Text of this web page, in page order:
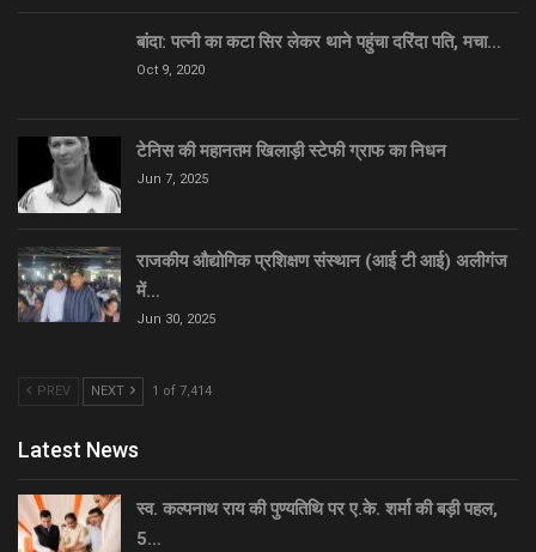
बांदा: पत्नी का कटा सिर लेकर थाने पहुंचा दरिंदा पति, मचा…
Oct 9, 2020
टेनिस की महानतम खिलाड़ी स्टेफी ग्राफ का निधन
Jun 7, 2025
राजकीय औद्योगिक प्रशिक्षण संस्थान (आई टी आई) अलीगंज
में…
Jun 30, 2025
PREV NEXT 1 of 7,414
Latest News
स्व. कल्पनाथ राय की पुण्यतिथि पर ए.के. शर्मा की बड़ी पहल,
5…